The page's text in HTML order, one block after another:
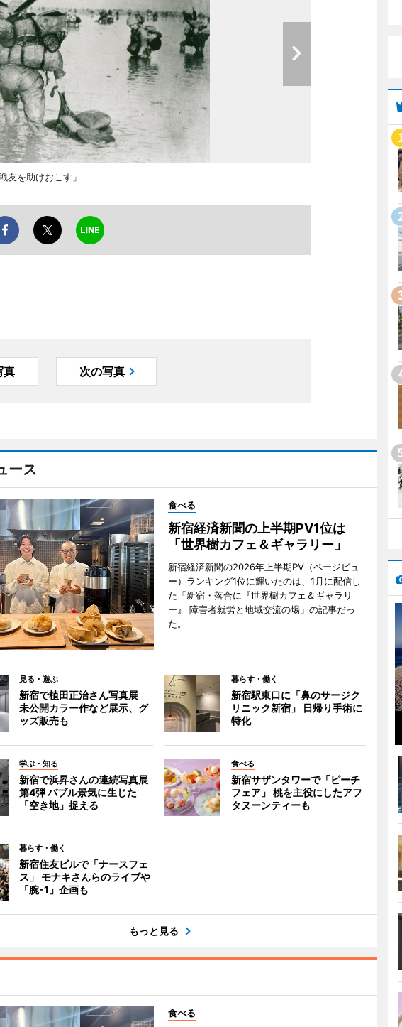
友を助けおこす」
真 次の写真
ース
食べる
新宿経済新聞の上半期PV1位は
「世界樹カフェ＆ギャラリー」
新宿経済新聞の2026年上半期PV（ページビュ
ー）ランキング1位に輝いたのは、1月に配信し
た「新宿・落合に『世界樹カフェ＆ギャラリ
ー』 障害者就労と地域交流の場」の記事だっ
た。
見る・遊ぶ
新宿で植田正治さん写真展
未公開カラー作など展示、グ
ッズ販売も
暮らす・働く
新宿駅東口に「鼻のサージク
リニック新宿」 日帰り手術に
特化
学ぶ・知る
新宿で浜昇さんの連続写真展
第4弾 バブル景気に生じた
「空き地」捉える
食べる
新宿サザンタワーで「ピーチ
フェア」 桃を主役にしたアフ
タヌーンティーも
暮らす・働く
新宿住友ビルで「ナースフェ
ス」 モナキさんらのライブや
「腕-1」企画も
もっと見る
食べる